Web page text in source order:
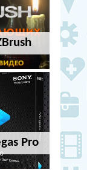
Pro